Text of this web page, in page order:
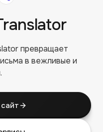
превращает
в вежливые и